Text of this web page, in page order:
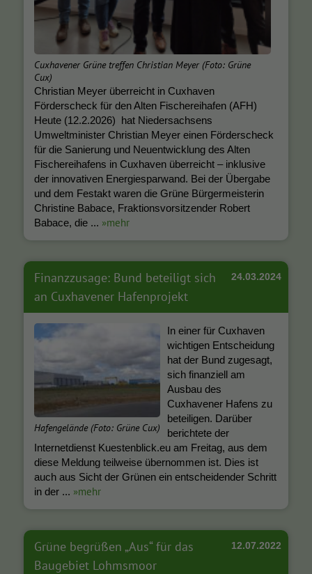
Cuxhavener Grüne treffen Christian Meyer (Foto: Grüne
Cux)
Christian Meyer überreicht in Cuxhaven
Förderscheck für den Alten Fischereihafen (AFH)
Heute (12.2.2026) hat Niedersachsens
Umweltminister Christian Meyer einen Förderscheck
für die Sanierung und Neuentwicklung des Alten
Fischereihafens in Cuxhaven überreicht – inklusive
der innovativen Energiesparwand. Bei der Übergabe
und dem Festakt waren die Grüne Bürgermeisterin
Christine Babace, Fraktionsvorsitzender Robert
Babace, die ... »mehr
24.03.2024
Finanzzusage: Bund beteiligt sich
an Cuxhavener Hafenprojekt
Hafengelände (Foto: Grüne Cux)
In einer für Cuxhaven
wichtigen Entscheidung
hat der Bund zugesagt,
sich finanziell am
Ausbau des
Cuxhavener Hafens zu
beteiligen. Darüber
berichtete der
Internetdienst Kuestenblick.eu am Freitag, aus dem
diese Meldung teilweise übernommen ist. Dies ist
auch aus Sicht der Grünen ein entscheidender Schritt
in der ... »mehr
12.07.2022
Grüne begrüßen „Aus“ für das
Baugebiet Lohmsmoor